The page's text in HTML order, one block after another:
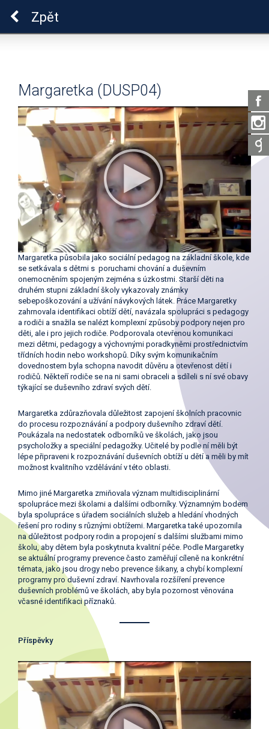
Zpět
Margaretka (DUSP04)
Margaretka působila jako sociální pedagog na základní škole, kde
se setkávala s dětmi s poruchami chování a duševním
onemocněním spojeným zejména s úzkostmi. Starší děti na
druhém stupni základní školy vykazovaly známky
sebepoškozování a užívání návykových látek. Práce Margaretky
zahrnovala identifikaci obtíží dětí, navázala spolupráci s pedagogy
a rodiči a snažila se nalézt komplexní způsoby podpory nejen pro
děti, ale i pro jejich rodiče. Podporovala otevřenou komunikaci
mezi dětmi, pedagogy a výchovnými poradkyněmi prostřednictvím
třídních hodin nebo workshopů. Díky svým komunikačním
dovednostem byla schopna navodit důvěru a otevřenost dětí i
rodičů. Někteří rodiče se na ni sami obraceli a sdíleli s ní své obavy
týkající se duševního zdraví svých dětí.
Margaretka zdůrazňovala důležitost zapojení školních pracovnic
do procesu rozpoznávání a podpory duševního zdraví dětí.
Poukázala na nedostatek odborníků ve školách, jako jsou
psycholožky a speciální pedagožky. Učitelé by podle ní měli být
lépe připraveni k rozpoznávání duševních obtíží u dětí a měli by mít
možnost kvalitního vzdělávání v této oblasti.
Mimo jiné Margaretka zmiňovala význam multidisciplinární
spolupráce mezi školami a dalšími odborníky. Významným bodem
byla spolupráce s úřadem sociálních služeb a hledání vhodných
řešení pro rodiny s různými obtížemi. Margaretka také upozornila
na důležitost podpory rodin a propojení s dalšími službami mimo
školu, aby dětem byla poskytnuta kvalitní péče. Podle Margaretky
se aktuální programy prevence často zaměřují cíleně na konkrétní
témata, jako jsou drogy nebo prevence šikany, a chybí komplexní
programy pro duševní zdraví. Navrhovala rozšíření prevence
duševních problémů ve školách, aby byla pozornost věnována
včasné identifikaci příznaků.
Příspěvky